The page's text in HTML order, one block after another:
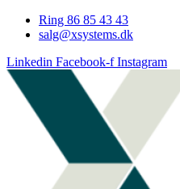
VidereRing 86 85 43 43
salg@xsystems.dk
Linkedin Facebook-f Instagram